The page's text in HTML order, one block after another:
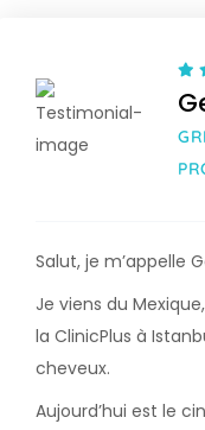
Salut, je m’appelle
Je viens du
la ClinicPlus à
cheveux.
Aujourd’hui est le